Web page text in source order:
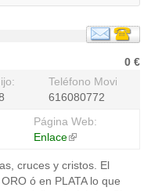
0 €
Teléfono Movil:
616080772
Página Web:
Enlace(link
external)
cruces y cristos. El
ó en PLATA lo que